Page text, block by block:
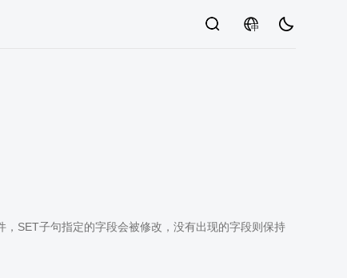
中
SET子句指定的字段会被修改，没有出现的字段则保持